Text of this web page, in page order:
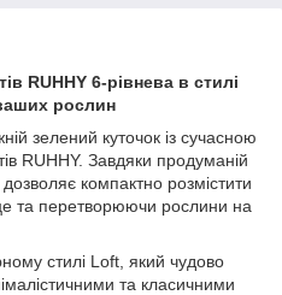
RUHHY 6-рівнева в стилі
рослин
зелений куточок із сучасною
RUHHY. Завдяки продуманій
дозволяє компактно розмістити
та перетворюючи рослини на
стилі Loft, який чудово
та класичними